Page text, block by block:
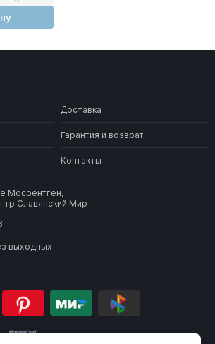
Доставка
Гарантия и возврат
Контакты
Мосрентген,
Славянский Мир
выходных